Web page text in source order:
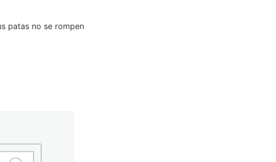
patas no se rompen